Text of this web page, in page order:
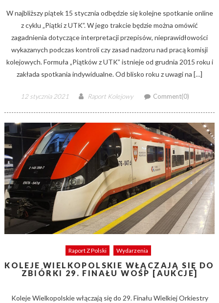
W najbliższy piątek 15 stycznia odbędzie się kolejne spotkanie online
z cyklu „Piątki z UTK”. W jego trakcie będzie można omówić
zagadnienia dotyczące interpretacji przepisów, nieprawidłowości
wykazanych podczas kontroli czy zasad nadzoru nad pracą komisji
kolejowych. Formuła „Piątków z UTK” istnieje od grudnia 2015 roku i
zakłada spotkania indywidualne. Od blisko roku z uwagi na […]
Posted
12 stycznia 2021 Author
Raport Kolejowy Comment(0)
Raport Z Polski Wydarzenia
KOLEJE WIELKOPOLSKIE WŁĄCZAJĄ SIĘ DO
ZBIÓRKI 29. FINAŁU WOŚP [AUKCJE]
Koleje Wielkopolskie włączają się do 29. Finału Wielkiej Orkiestry